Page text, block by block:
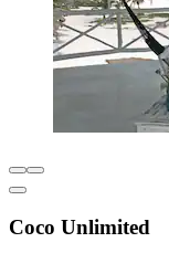
Coco Unlimited